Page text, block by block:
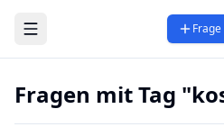
Zum Hauptinhalt springen
Frage
Fragen mit Tag